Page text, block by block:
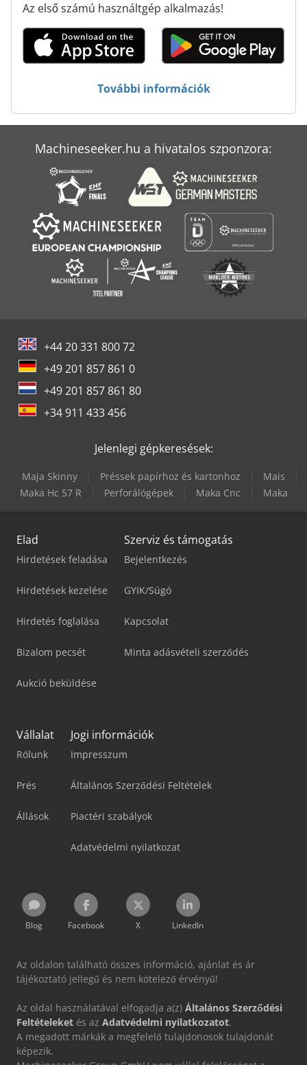
Az első számú használtgép alkalmazás!
További információk
Machineseeker.hu a hivatalos szponzora:
+44 20 331 800 72
+49 201 857 861 0
+49 201 857 861 80
+34 911 433 456
Jelenlegi gépkeresések:
Maja Skinny Préssek papírhoz és kartonhoz
Mais
Maka Hc 57 R
Perforálógépek Maka Cnc Maka
Elad
Hirdetések feladása
Hirdetések kezelése
Hirdetés foglalása
Bizalom pecsét
Aukció beküldése
Szerviz és támogatás
Bejelentkezés
GYIK/Súgó
Kapcsolat
Minta adásvételi szerződés
Vállalat
Rólunk
Prés
Állások
Jogi információk
Impresszum
Általános Szerződési Feltételek
Piactéri szabályok
Adatvédelmi nyilatkozat
Blog Facebook X LinkedIn
Az oldalon található összes információ, ajánlat és ár
tájékoztató jellegű és nem kötelező érvényű!
Az oldal használatával elfogadja a(z) Általános Szerződési
Feltételeket és az Adatvédelmi nyilatkozatot.
A megadott márkák a megfelelő tulajdonosok tulajdonát
képezik.